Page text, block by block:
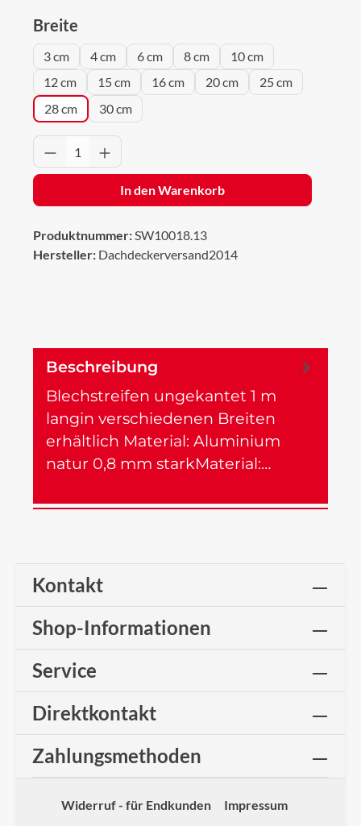
Breite
3 cm 4 cm 6 cm 8 cm
10 cm
12 cm
15 cm 16 cm 20 cm
25 cm
28 cm
30 cm
Produkt Anzahl: Gib den gewünschten
In den Warenkorb
Produktnummer:SW10018.13
Hersteller: Dachdeckerversand2014
Beschreibung
Blechstreifen ungekantet 1 m
langin verschiedenen Breiten
erhältlich Material: Aluminium
natur 0,8 mm starkMaterial:…
Kontakt
Shop-Informationen
Service
Direktkontakt
Zahlungsmethoden
Widerruf - für Endkunden
Impressum